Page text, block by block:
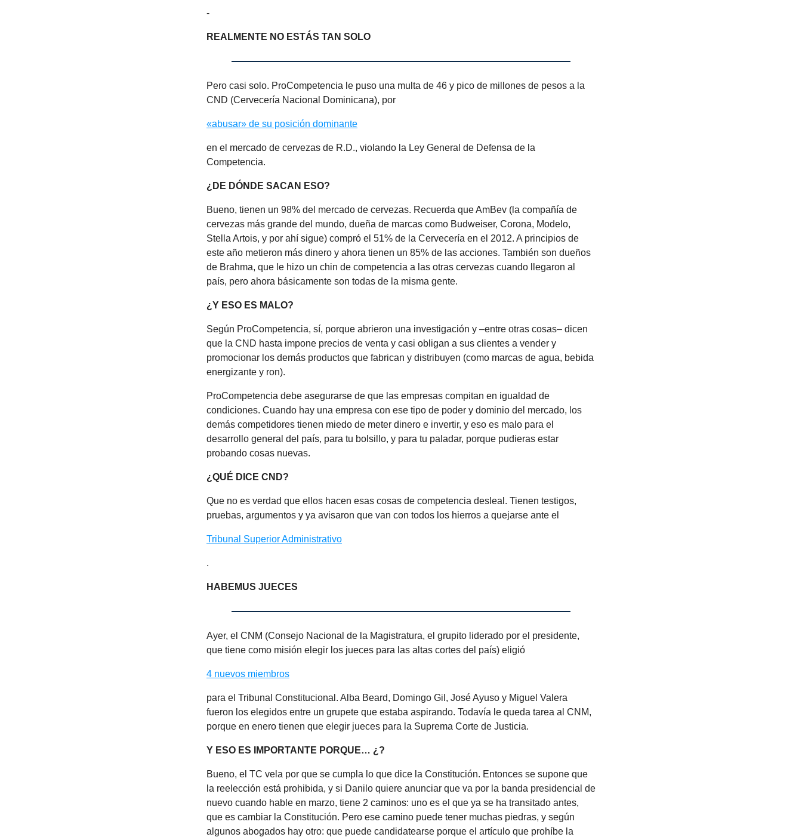
-
REALMENTE NO ESTÁS TAN SOLO
Pero casi solo. ProCompetencia le puso una multa de 46 y pico de millones de pesos a la
CND (Cervecería Nacional Dominicana), por
«abusar» de su posición dominante
en el mercado de cervezas de R.D., violando la Ley General de Defensa de la
Competencia.
¿DE DÓNDE SACAN ESO?
Bueno, tienen un 98% del mercado de cervezas. Recuerda que AmBev (la compañía de
cervezas más grande del mundo, dueña de marcas como Budweiser, Corona, Modelo,
Stella Artois, y por ahí sigue) compró el 51% de la Cervecería en el 2012. A principios de
este año metieron más dinero y ahora tienen un 85% de las acciones. También son dueños
de Brahma, que le hizo un chin de competencia a las otras cervezas cuando llegaron al
país, pero ahora básicamente son todas de la misma gente.
¿Y ESO ES MALO?
Según ProCompetencia, sí, porque abrieron una investigación y –entre otras cosas– dicen
que la CND hasta impone precios de venta y casi obligan a sus clientes a vender y
promocionar los demás productos que fabrican y distribuyen (como marcas de agua, bebida
energizante y ron).
ProCompetencia debe asegurarse de que las empresas compitan en igualdad de
condiciones. Cuando hay una empresa con ese tipo de poder y dominio del mercado, los
demás competidores tienen miedo de meter dinero e invertir, y eso es malo para el
desarrollo general del país, para tu bolsillo, y para tu paladar, porque pudieras estar
probando cosas nuevas.
¿QUÉ DICE CND?
Que no es verdad que ellos hacen esas cosas de competencia desleal. Tienen testigos,
pruebas, argumentos y ya avisaron que van con todos los hierros a quejarse ante el
Tribunal Superior Administrativo
.
HABEMUS JUECES
Ayer, el CNM (Consejo Nacional de la Magistratura, el grupito liderado por el presidente,
que tiene como misión elegir los jueces para las altas cortes del país) eligió
4 nuevos miembros
para el Tribunal Constitucional. Alba Beard, Domingo Gil, José Ayuso y Miguel Valera
fueron los elegidos entre un grupete que estaba aspirando. Todavía le queda tarea al CNM,
porque en enero tienen que elegir jueces para la Suprema Corte de Justicia.
Y ESO ES IMPORTANTE PORQUE… ¿?
Bueno, el TC vela por que se cumpla lo que dice la Constitución. Entonces se supone que
la reelección está prohibida, y si Danilo quiere anunciar que va por la banda presidencial de
nuevo cuando hable en marzo, tiene 2 caminos: uno es el que ya se ha transitado antes,
que es cambiar la Constitución. Pero ese camino puede tener muchas piedras, y según
algunos abogados hay otro: que puede candidatearse porque el artículo que prohíbe la